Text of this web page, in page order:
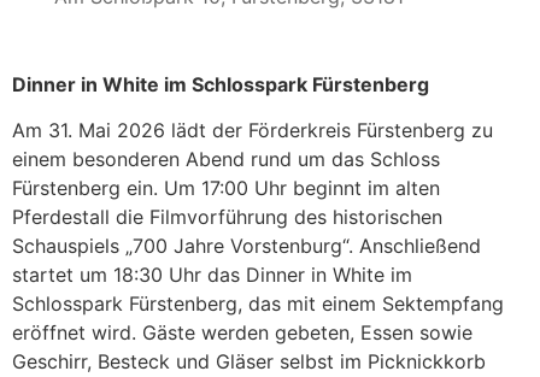
Dinner in White im Schlosspark Fürstenberg
Am 31. Mai 2026 lädt der Förderkreis Fürstenberg zu
einem besonderen Abend rund um das Schloss
Fürstenberg ein. Um 17:00 Uhr beginnt im alten
Pferdestall die Filmvorführung des historischen
Schauspiels „700 Jahre Vorstenburg“. Anschließend
startet um 18:30 Uhr das Dinner in White im
Schlosspark Fürstenberg, das mit einem Sektempfang
eröffnet wird. Gäste werden gebeten, Essen sowie
Geschirr, Besteck und Gläser selbst im Picknickkorb